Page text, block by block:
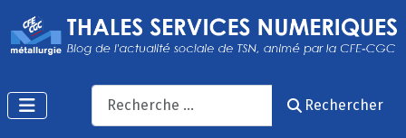
Recherche
Rechercher